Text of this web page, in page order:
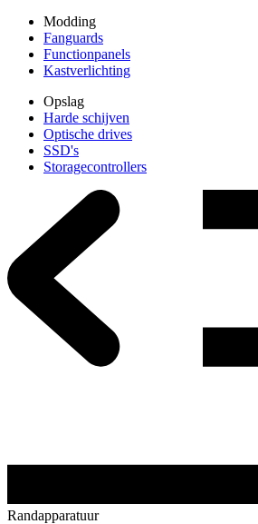
Modding
Fanguards
Functionpanels
Kastverlichting
Opslag
Harde schijven
Optische drives
SSD's
Storagecontrollers
Randapparatuur